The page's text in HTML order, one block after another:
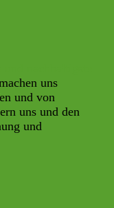
uns
und von
uns und den
und